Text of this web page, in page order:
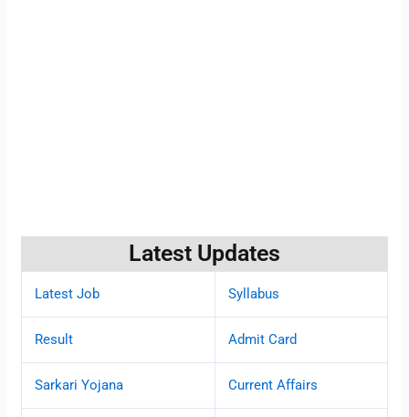
Latest Updates
Latest Job Syllabus
Result Admit Card
Sarkari Yojana Current Affairs